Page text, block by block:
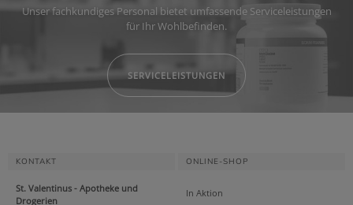
Unser fachkundiges Personal bietet umfassende Serviceleistungen
für Ihr Wohlbefinden.
SERVICELEISTUNGEN
KONTAKT
St. Valentinus - Apotheke und
Drogerien
ONLINE-SHOP
In Aktion